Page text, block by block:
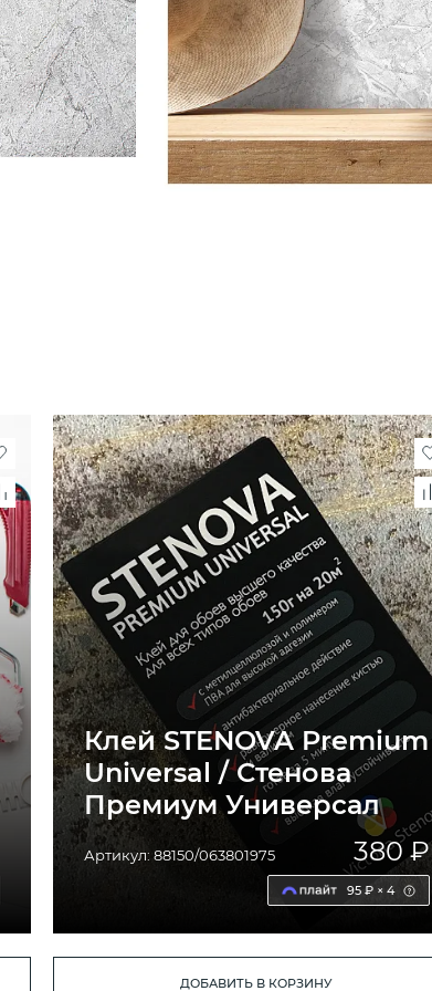
Клей STENOVA Premium
Universal / Стенова
Премиум Универсал
Артикул: 88150/063801975 380 ₽
95 ₽ × 4
ДОБАВИТЬ В КОРЗИНУ